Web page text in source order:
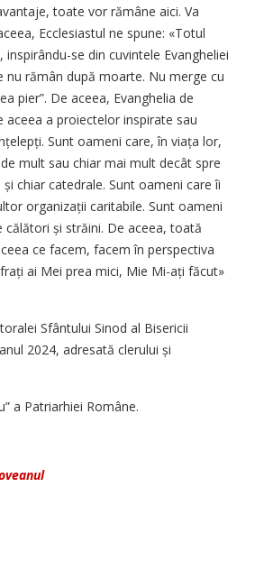
toate vor rămâne aici. Va
Ecclesiastul ne spune: «Totul
se din cuvintele Evangheliei
rămân după moarte. Nu merge cu
pier”. De aceea, Evanghelia de
a proiectelor inspirate sau
Sunt oameni care, în viața lor,
mult sau chiar mai mult decât spre
chiar catedrale. Sunt oameni care îi
organizații caritabile. Sunt oameni
și străini. De aceea, toată
ce facem, facem în perspectiva
ai Mei prea mici, Mie Mi-ați făcut»
Sfântului Sinod al Bisericii
2024, adresată clerului și
a Patriarhiei Române.